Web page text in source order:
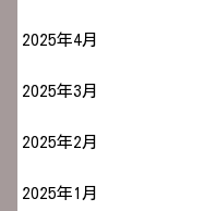
2025年4月
2025年3月
2025年2月
2025年1月